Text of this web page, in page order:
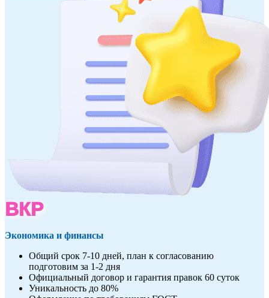
ВКР
Экономика и финансы
Общий срок 7-10 дней, план к согласованию
подготовим за 1-2 дня
Официальный договор и гарантия правок 60 суток
Уникальность до 80%